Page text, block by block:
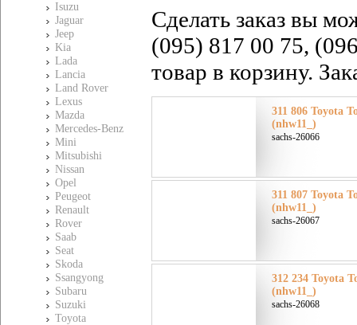
Isuzu
Jaguar
Jeep
Kia
Lada
Lancia
Land Rover
Lexus
Mazda
Mercedes-Benz
Mini
Mitsubishi
Nissan
Opel
Peugeot
Renault
Rover
Saab
Seat
Skoda
Ssangyong
Subaru
Suzuki
Toyota
Сделать заказ вы
(095) 817 00 75,
товар в корзину.
311 806 Toyota
(nhw11_)
sachs-26066
311 807 Toyota
(nhw11_)
sachs-26067
312 234 Toyota
(nhw11_)
sachs-26068